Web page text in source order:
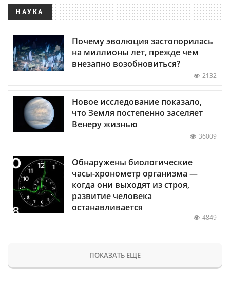
НАУКА
Почему эволюция застопорилась
на миллионы лет, прежде чем
внезапно возобновиться?
2132
Новое исследование показало,
что Земля постепенно заселяет
Венеру жизнью
36009
Обнаружены биологические
часы-хронометр организма —
когда они выходят из строя,
развитие человека
останавливается
4849
ПОКАЗАТЬ ЕЩЕ